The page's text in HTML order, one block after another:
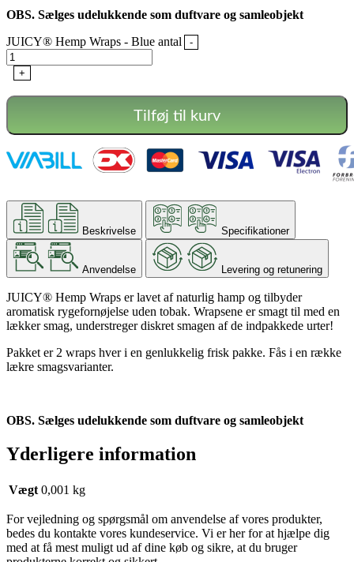
OBS. Sælges udelukkende som duftvare og samleobjekt
JUICY® Hemp Wraps - Blue antal
-
+
Tilføj til kurv
Beskrivelse Specifikationer
Anvendelse Levering og retunering
JUICY® Hemp Wraps er lavet af naturlig hamp og tilbyder
aromatisk rygefornøjelse uden tobak. Wrapsene er smagt til med en
lækker smag, understreger diskret smagen af ​​de indpakkede urter!
Pakket er 2 wraps hver i en genlukkelig frisk pakke. Fås i en række
lækre smagsvarianter.
OBS. Sælges udelukkende som duftvare og samleobjekt
Yderligere information
Vægt 0,001 kg
For vejledning og spørgsmål om anvendelse af vores produkter,
bedes du kontakte vores kundeservice. Vi er her for at hjælpe dig
med at få mest muligt ud af dine køb og sikre, at du bruger